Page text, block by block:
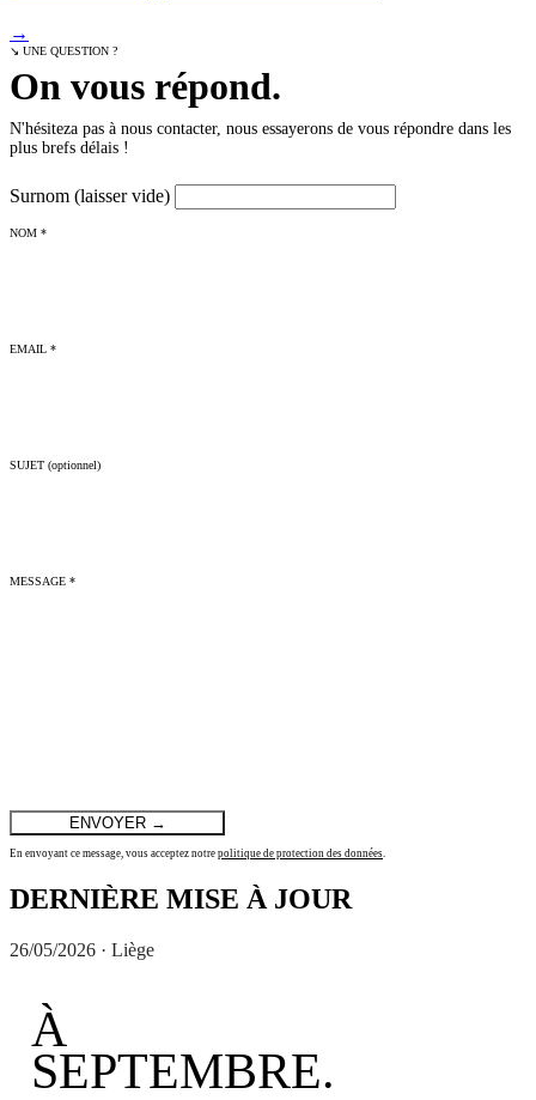
→
↘ UNE QUESTION ?
On vous répond.
N'hésiteza pas à nous contacter, nous essayerons de vous répondre dans les
plus brefs délais !
Surnom (laisser vide)
NOM *
EMAIL *
SUJET (optionnel)
MESSAGE *
ENVOYER →
En envoyant ce message, vous acceptez notre politique de protection des données.
DERNIÈRE MISE À JOUR
26/05/2026 · Liège
À
SEPTEMBRE.